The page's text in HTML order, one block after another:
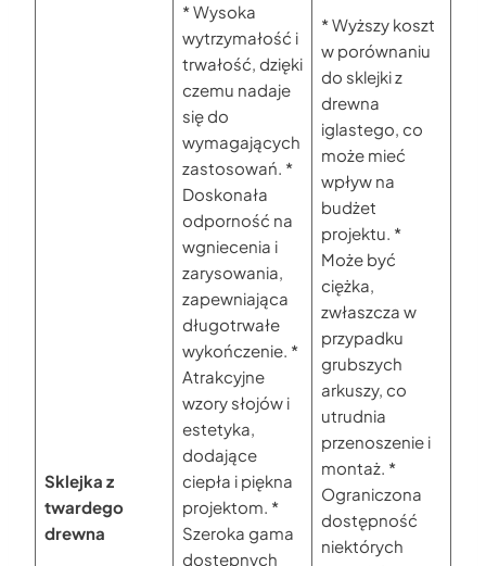
Sklejka z
twardego
drewna
* Wysoka
wytrzymałość i
trwałość, dzięki
czemu nadaje
się do
wymagających
zastosowań. *
Doskonała
odporność na
wgniecenia i
zarysowania,
zapewniająca
długotrwałe
wykończenie. *
Atrakcyjne
wzory słojów i
estetyka,
dodające
ciepła i piękna
projektom. *
Szeroka gama
dostępnych
* Wyższy koszt
w porównaniu
do sklejki z
drewna
iglastego, co
może mieć
wpływ na
budżet
projektu. *
Może być
ciężka,
zwłaszcza w
przypadku
grubszych
arkuszy, co
utrudnia
przenoszenie i
montaż. *
Ograniczona
dostępność
niektórych